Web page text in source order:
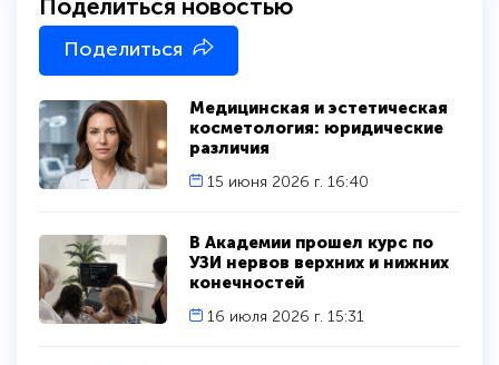
В Академии прошел курс по
УЗИ нервов верхних и нижних
конечностей
16 июля 2026 г. 15:31
Медицинская и эстетическая
косметология: юридические
различия
15 июня 2026 г. 16:40
Поделиться новостью
Поделиться